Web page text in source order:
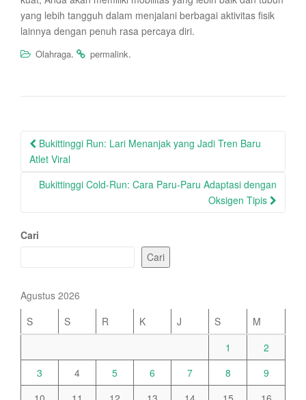
yang lebih tangguh dalam menjalani berbagai aktivitas fisik
lainnya dengan penuh rasa percaya diri.
Olahraga. permalink.
Post
navigation
Bukittinggi Run: Lari Menanjak yang Jadi Tren Baru
Atlet Viral
Bukittinggi Cold-Run: Cara Paru-Paru Adaptasi dengan
Oksigen Tipis
Cari
Cari
Agustus 2026
S
S R K J S
M
1
2
3
4 5 6 7 8
9